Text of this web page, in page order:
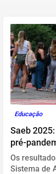
Educação
Saeb
pré-
gargalos
Os
Sistema de